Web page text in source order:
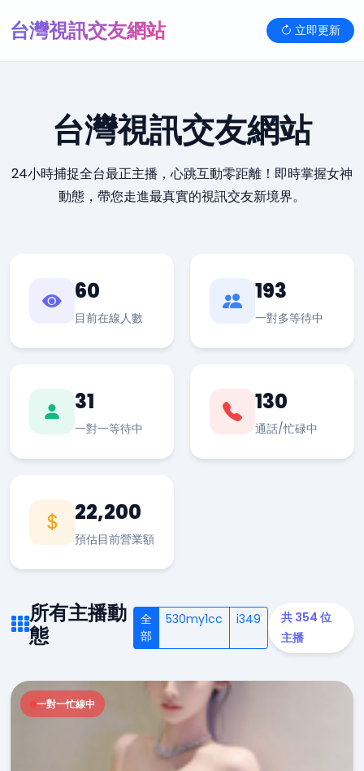
台灣視訊交友網站 立即更新
台灣視訊交友網站
24小時捕捉全台最正主播，心跳互動零距離！即時掌握女神
動態，帶您走進最真實的視訊交友新境界。
60
目前在線人數
193
一對多等待中
31
一對一等待中
130
通話/忙碌中
22,200
預估目前營業額
所有主播動
態
全
部
530my1cc i349
共 354 位
主播
一對一忙線中